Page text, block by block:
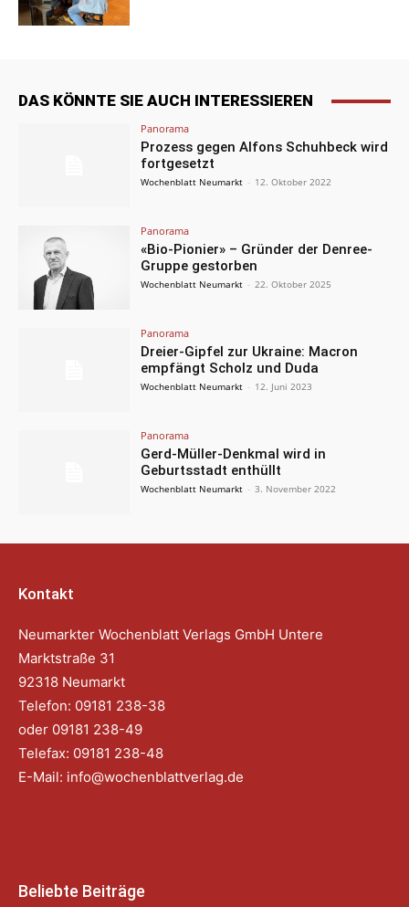
DAS KÖNNTE SIE AUCH INTERESSIEREN
Panorama
Prozess gegen Alfons Schuhbeck wird
fortgesetzt
Wochenblatt Neumarkt - 12. Oktober 2022
Panorama
«Bio-Pionier» – Gründer der Denree-
Gruppe gestorben
Wochenblatt Neumarkt - 22. Oktober 2025
Panorama
Dreier-Gipfel zur Ukraine: Macron
empfängt Scholz und Duda
Wochenblatt Neumarkt - 12. Juni 2023
Panorama
Gerd-Müller-Denkmal wird in
Geburtsstadt enthüllt
Wochenblatt Neumarkt - 3. November 2022
Kontakt
Neumarkter Wochenblatt Verlags GmbH Untere
Marktstraße 31
92318 Neumarkt
Telefon: 09181 238-38
oder 09181 238-49
Telefax: 09181 238-48
E-Mail: info@wochenblattverlag.de
Beliebte Beiträge